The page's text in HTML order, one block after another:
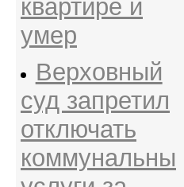
квартире и
умер
Верховный
суд запретил
отключать
коммунальны